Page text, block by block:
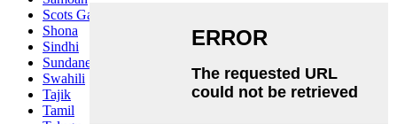
Scots Gaelic
Shona
Sindhi
Sundanese
Swahili
Tajik
Tamil